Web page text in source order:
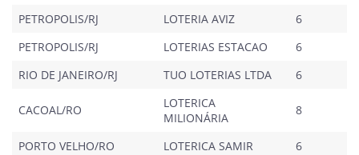
PETROPOLIS/RJ LOTERIA AVIZ
6
PETROPOLIS/RJ
LOTERIAS ESTACAO
6
RIO DE JANEIRO/RJ
TUO LOTERIAS LTDA 6
CACOAL/RO
LOTERICA
MILIONÁRIA
8
PORTO VELHO/RO LOTERICA SAMIR 6